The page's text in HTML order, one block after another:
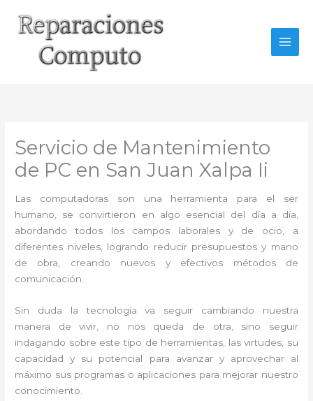
contenido
Servicio de Mantenimiento
de PC en San Juan Xalpa Ii
Las computadoras son una herramienta para el ser
humano, se convirtieron en algo esencial del día a día,
abordando todos los campos laborales y de ocio, a
diferentes niveles, logrando reducir presupuestos y mano
de obra, creando nuevos y efectivos métodos de
comunicación.
Sin duda la tecnología va seguir cambiando nuestra
manera de vivir, no nos queda de otra, sino seguir
indagando sobre este tipo de herramientas, las virtudes, su
capacidad y su potencial para avanzar y aprovechar al
máximo sus programas o aplicaciones para mejorar nuestro
conocimiento.